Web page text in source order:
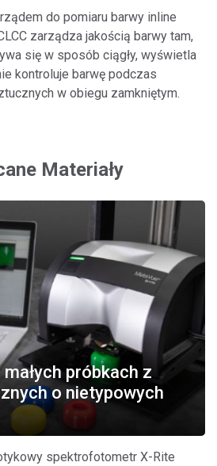
do pomiaru barwy inline
zarządza jakością barwy tam,
się w sposób ciągły, wyświetla
kontroluje barwę podczas
w obiegu zamkniętym.
Materiały
próbkach z
o nietypowych
spektrofotometr X-Rite